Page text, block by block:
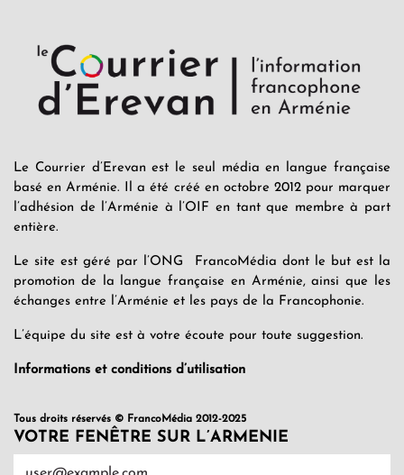
Le Courrier d’Erevan est le seul média en langue française
basé en Arménie. Il a été créé en octobre 2012 pour marquer
l’adhésion de l’Arménie à l’OIF en tant que membre à part
entière.
Le site est géré par l’ONG FrancoMédia dont le but est la
promotion de la langue française en Arménie, ainsi que les
échanges entre l’Arménie et les pays de la Francophonie.
L’équipe du site est à votre écoute pour toute suggestion.
Informations et conditions d’utilisation
Tous droits réservés © FrancoMédia 2012-2025
VOTRE FENÊTRE SUR L’ARMENIE